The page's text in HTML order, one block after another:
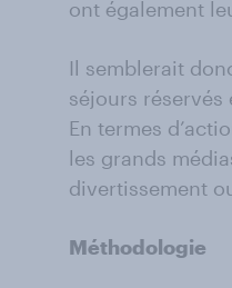
ont également
Il semblerait
séjours
En termes
les grands
divertissement
Méthodologie